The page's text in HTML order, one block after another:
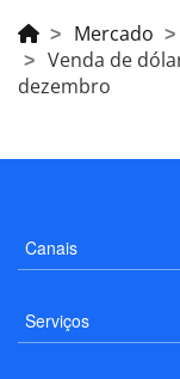
Mercado
Venda de
dezembro
Canais
Serviços